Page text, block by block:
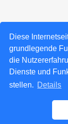
Diese
grundlegende
die
Dienste und
stellen. Details